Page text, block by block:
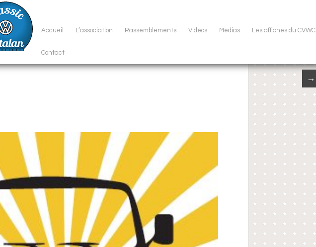
Accueil L’association Rassemblements Vidéos Médias Les affiches du CVWC
Contact
→